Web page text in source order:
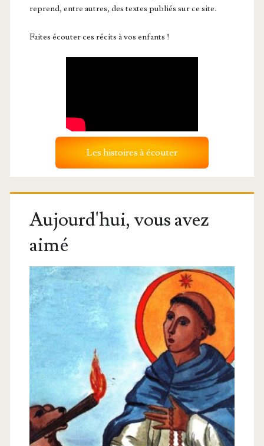
reprend, entre autres, des textes publiés sur ce site.
Faites écouter ces récits à vos enfants !
Les histoires à écouter
Aujourd'hui, vous avez
aimé